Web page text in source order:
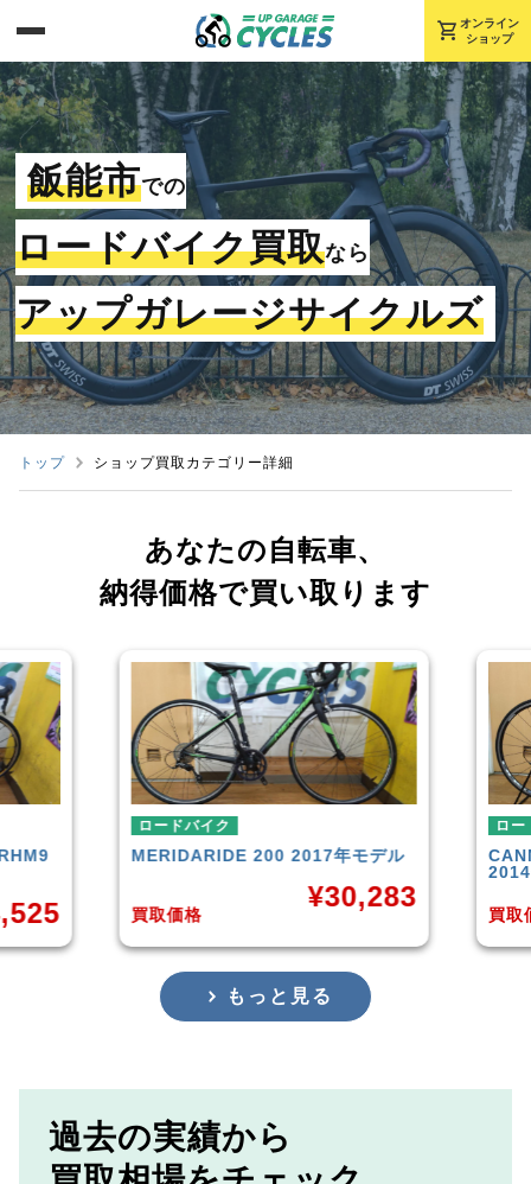
shopping_cart オンライン
ショップ
飯能市での
ロードバイク買取なら
アップガレージサイクルズ
トップ ショップ買取カテゴリー詳細
あなたの自転車、
納得価格で買い取ります
ロードバイク
MERIDARIDE 200 2017年モデル
買取価格
¥30,283
ロー
2014
買取
もっと見る
過去の実績から